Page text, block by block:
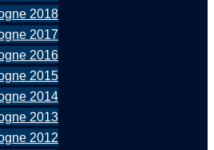
2018
2017
2016
2015
2014
2013
2012